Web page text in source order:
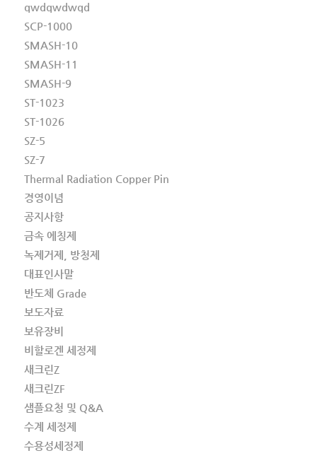
qwdqwdwqd
SCP-1000
SMASH-10
SMASH-11
SMASH-9
ST-1023
ST-1026
SZ-5
SZ-7
Thermal Radiation Copper Pin
경영이념
공지사항
금속 에칭제
녹제거제, 방청제
대표인사말
반도체 Grade
보도자료
보유장비
비할로겐 세정제
새크린Z
새크린ZF
샘플요청 및 Q&A
수계 세정제
수용성세정제